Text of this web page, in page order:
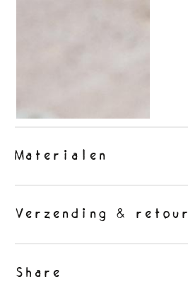
Materialen
Verzending & retour
Share